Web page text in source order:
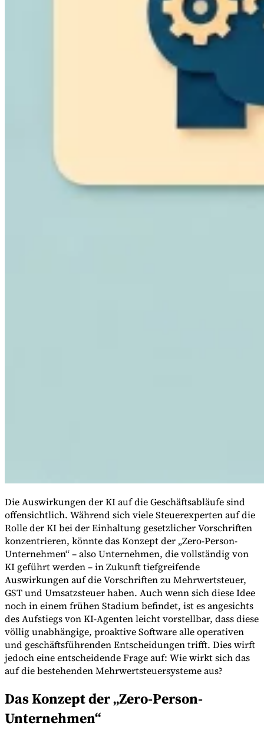
VAT-RechnerGST-RechnerVerkaufssteuer-RechnerVAT-
NummernprüferTracker für E-Rechnungs-Mandate
Experts
Unsere AutorenBeitragender werden Wählen Sie einen Experten
Die Auswirkungen der KI auf die Geschäftsabläufe sind
offensichtlich. Während sich viele Steuerexperten auf die
Rolle der KI bei der Einhaltung gesetzlicher Vorschriften
konzentrieren, könnte das Konzept der „Zero-Person-
Unternehmen“ – also Unternehmen, die vollständig von
KI geführt werden – in Zukunft tiefgreifende
Auswirkungen auf die Vorschriften zu Mehrwertsteuer,
GST und Umsatzsteuer haben. Auch wenn sich diese Idee
noch in einem frühen Stadium befindet, ist es angesichts
des Aufstiegs von KI-Agenten leicht vorstellbar, dass diese
völlig unabhängige, proaktive Software alle operativen
und geschäftsführenden Entscheidungen trifft. Dies wirft
jedoch eine entscheidende Frage auf: Wie wirkt sich das
auf die bestehenden Mehrwertsteuersysteme aus?
Das Konzept der „Zero-Person-
Unternehmen“